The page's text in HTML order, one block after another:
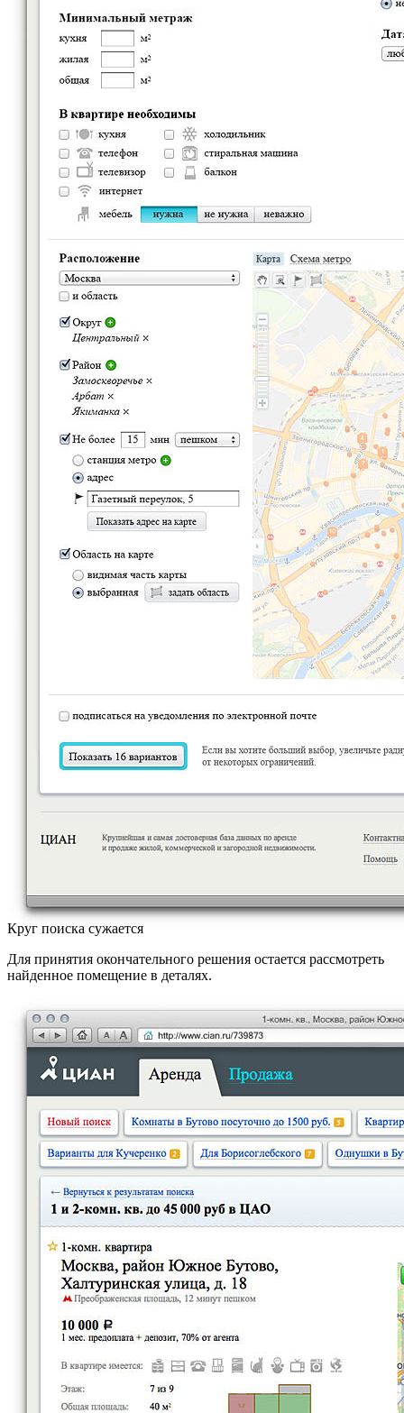
Круг поиска сужается
Для принятия окончательного решения остается рассмотреть
найденное помещение в деталях.